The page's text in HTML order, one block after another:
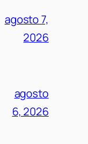
agosto 7,
2026
agosto
6, 2026